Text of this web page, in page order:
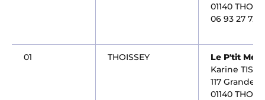
01140
06 93 27 72
01 THOISSEY
Le P'tit
Karine
117 Grande
01140